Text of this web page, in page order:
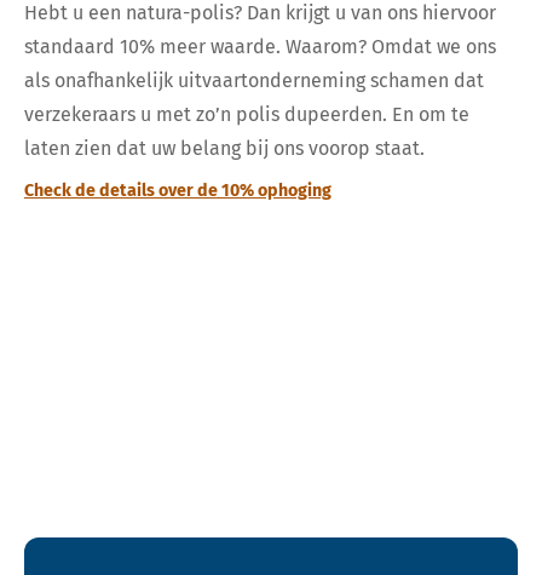
Hebt u een natura-polis? Dan krijgt u van ons hiervoor
standaard 10% meer waarde. Waarom? Omdat we ons
als onafhankelijk uitvaartonderneming schamen dat
verzekeraars u met zo’n polis dupeerden. En om te
laten zien dat uw belang bij ons voorop staat.
Check de details over de 10% ophoging